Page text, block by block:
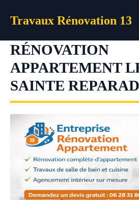
Travaux Rénovation 13
RÉNOVATION
APPARTEMENT
SAINTE